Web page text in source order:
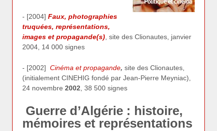
- [2004] Faux, photographies
truquées, représentations,
images et propagande(s) , site des Clionautes, janvier
2004, 14 000 signes
- [2002] Cinéma et propagande, site des Clionautes,
(initialement CINEHIG fondé par Jean-Pierre Meyniac),
24 novembre 2002 , 38 500 signes
Guerre d’Algérie : histoire,
mémoires et représentations